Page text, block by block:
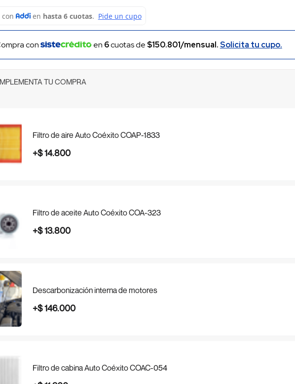
con en 6cuotas de $150.801/mensual.Solicita tu cupo.
TU COMPRA
Filtro de aire Auto Coéxito COAP-1833
+$14.800
Filtro de aceite Auto Coéxito COA-323
+$13.800
Descarbonización interna de motores
+$146.000
Filtro de cabina Auto Coéxito COAC-054